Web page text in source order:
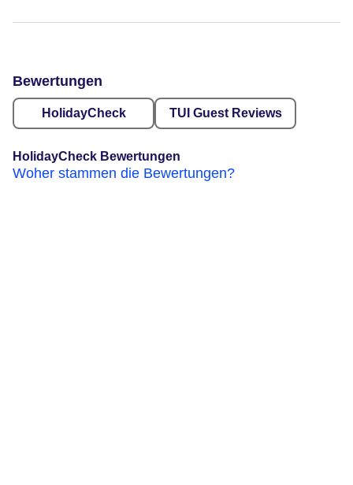
Bewertungen
HolidayCheck TUI Guest Reviews
HolidayCheck Bewertungen
Woher stammen die Bewertungen?